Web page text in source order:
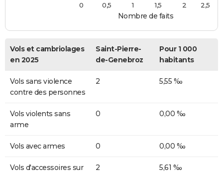
Nombre de faits
0
0,5 1 1,5 2 2,5
Vols et cambriolages
en 2025
Saint-Pierre-
de-Genebroz
Pour 1 000
habitants
Vols sans violence
contre des personnes
2 5,55 ‰
Vols violents sans
arme
0 0,00 ‰
Vols avec armes 0 0,00 ‰
Vols d'accessoires sur
2 5,61 ‰